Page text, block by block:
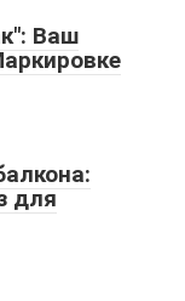
Ваш
для